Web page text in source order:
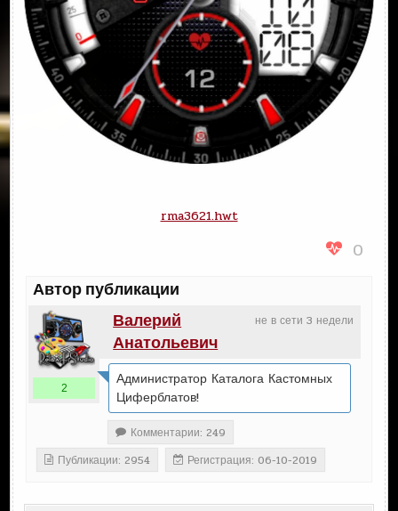
rma3621.hwt
0
Автор публикации
не в сети 3 недели
Валерий
Анатольевич
2
Администратор Каталога Кастомных
Циферблатов!
Комментарии: 249
Публикации: 2954
Регистрация: 06-10-2019